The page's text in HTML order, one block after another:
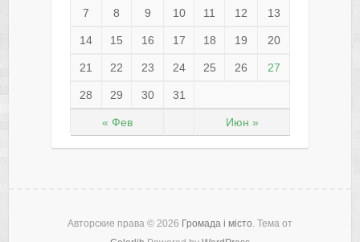
« Фев Июн »
7 8 9 10 11 12 13
14 15 16 17 18 19 20
21 22 23 24 25 26 27
28 29 30 31
Авторские права © 2026 Громада і місто . Тема от